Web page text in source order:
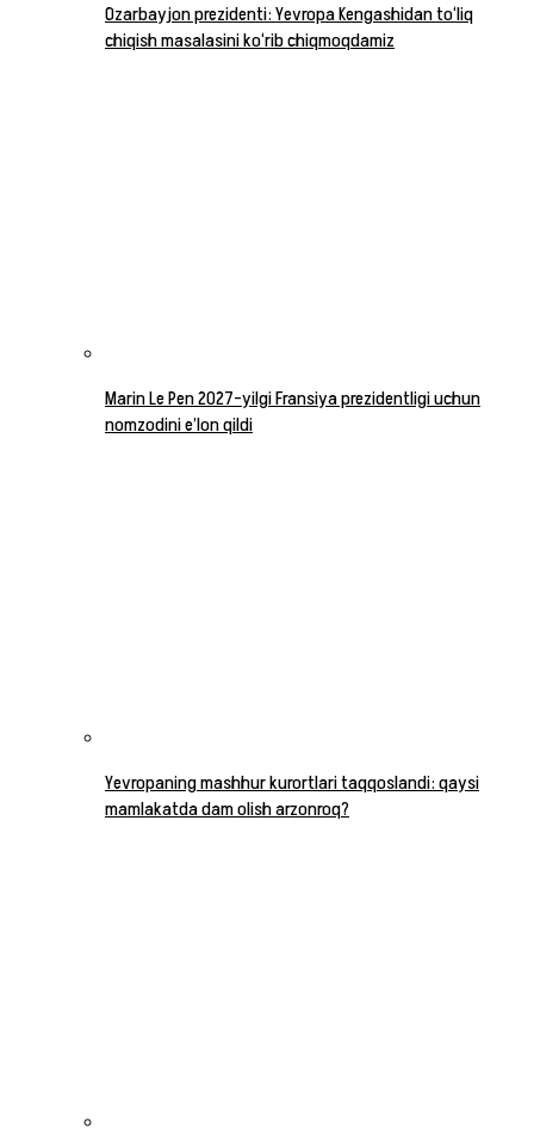
Ozarbayjon prezidenti: Yevropa Kengashidan to‘liq
chiqish masalasini ko‘rib chiqmoqdamiz
Marin Le Pen 2027-yilgi Fransiya prezidentligi uchun
nomzodini e’lon qildi
Yevropaning mashhur kurortlari taqqoslandi: qaysi
mamlakatda dam olish arzonroq?